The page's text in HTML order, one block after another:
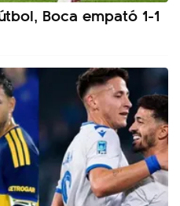
Boca empató 1-1